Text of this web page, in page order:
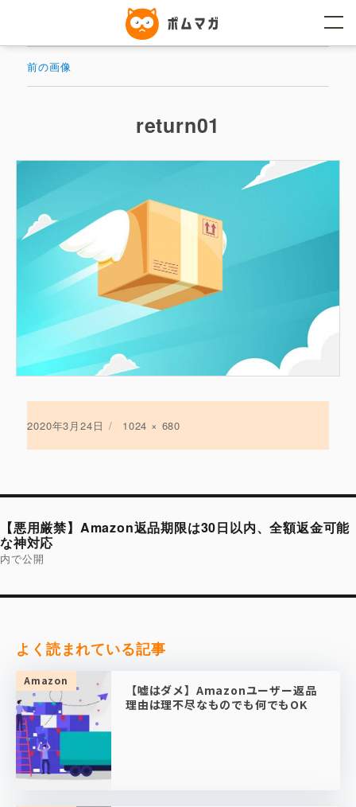
ン
前の画像
return01
投
2020年3月24日
フ
ズ
1024 × 680
投
ナ
ビ
ゲ
ー
ョ
【悪用厳禁】Amazon返品期限は30日以内、全額返金可能
な神対応
内で公開
よく読まれている記事
Amazon
【嘘はダメ】Amazonユーザー返品
理由は理不尽なものでも何でもOK